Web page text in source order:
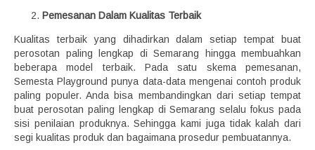
Pemesanan Dalam Kualitas Terbaik
Kualitas terbaik yang dihadirkan dalam setiap tempat buat
perosotan paling lengkap di Semarang hingga membuahkan
beberapa model terbaik. Pada satu skema pemesanan,
Semesta Playground punya data-data mengenai contoh produk
paling populer. Anda bisa membandingkan dari setiap tempat
buat perosotan paling lengkap di Semarang selalu fokus pada
sisi penilaian produknya. Sehingga kami juga tidak kalah dari
segi kualitas produk dan bagaimana prosedur pembuatannya.